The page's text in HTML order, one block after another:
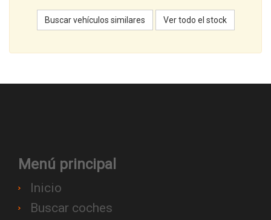
Buscar vehículos similares Ver todo el stock
Menú principal
Inicio
Buscar coches